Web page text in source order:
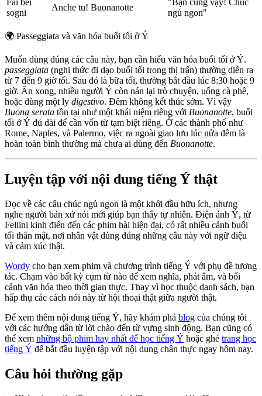
Fai bei
sogni
Anche tu! Buonanotte
"Bạn cũng vậy! Chúc
ngủ ngon"
🌍 Passeggiata và văn hóa buổi tối ở Ý
Muốn dùng đúng các câu này, bạn cần hiểu văn hóa buổi tối ở Ý.
passeggiata (nghi thức đi dạo buổi tối trong thị trấn) thường diễn ra
từ 7 đến 9 giờ tối. Sau đó là bữa tối, thường bắt đầu lúc 8:30 hoặc 9
giờ. Ăn xong, nhiều người Ý còn nán lại trò chuyện, uống cà phê,
hoặc dùng một ly digestivo. Đêm không kết thúc sớm. Vì vậy
Buona serata tồn tại như một khái niệm riêng với Buonanotte, buổi
tối ở Ý đủ dài để cần vốn từ tạm biệt riêng. Ở các thành phố như
Rome, Naples, và Palermo, việc ra ngoài giao lưu lúc nửa đêm là
hoàn toàn bình thường mà chưa ai dùng đến Buonanotte.
Luyện tập với nội dung tiếng Ý thật
Đọc về các câu chúc ngủ ngon là một khởi đầu hữu ích, nhưng
nghe người bản xứ nói mới giúp bạn thấy tự nhiên. Điện ảnh Ý, từ
Fellini kinh điển đến các phim hài hiện đại, có rất nhiều cảnh buổi
tối thân mật, nơi nhân vật dùng đúng những câu này với ngữ điệu
và cảm xúc thật.
Wordy cho bạn xem phim và chương trình tiếng Ý với phụ đề tương
tác. Chạm vào bất kỳ cụm từ nào để xem nghĩa, phát âm, và bối
cảnh văn hóa theo thời gian thực. Thay vì học thuộc danh sách, bạn
hấp thụ các cách nói này từ hội thoại thật giữa người thật.
Để xem thêm nội dung tiếng Ý, hãy khám phá blog của chúng tôi
với các hướng dẫn từ lời chào đến từ vựng sinh động. Bạn cũng có
thể xem những bộ phim hay nhất để học tiếng Ý hoặc ghé trang học
tiếng Ý để bắt đầu luyện tập với nội dung chân thực ngay hôm nay.
Câu hỏi thường gặp